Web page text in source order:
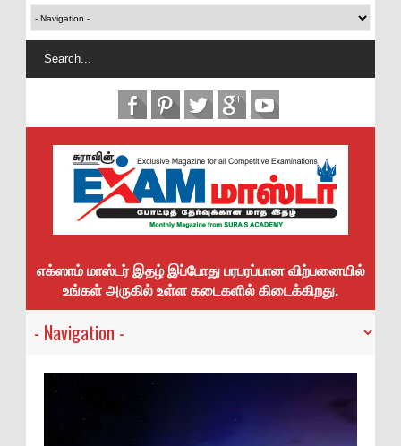
எக்ஸாம் மாஸ்டர் இதழ் இப்போது பரபரப்பான விற்பனையில்
உங்கள் அருகில் உள்ள கடைகளில் கிடைக்கிறது.